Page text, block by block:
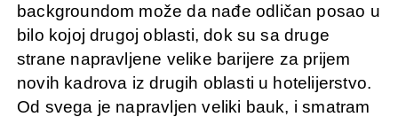
backgroundom može da nađe odličan posao u
bilo kojoj drugoj oblasti, dok su sa druge
strane napravljene velike barijere za prijem
novih kadrova iz drugih oblasti u hotelijerstvo.
Od svega je napravljen veliki bauk, i smatram